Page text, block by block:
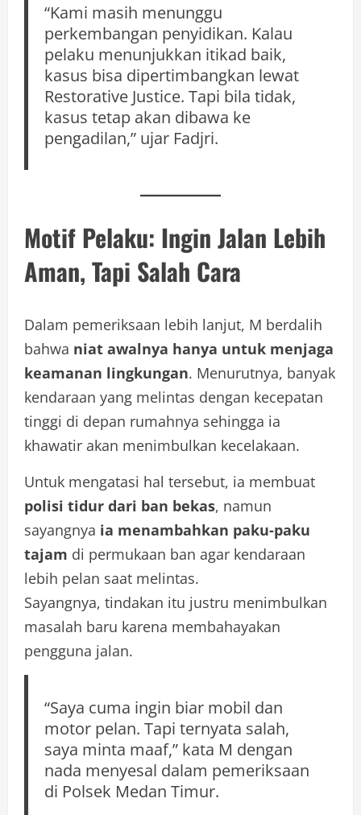
“Kami masih menunggu
perkembangan penyidikan. Kalau
pelaku menunjukkan itikad baik,
kasus bisa dipertimbangkan lewat
Restorative Justice. Tapi bila tidak,
kasus tetap akan dibawa ke
pengadilan,” ujar Fadjri.
Motif Pelaku: Ingin Jalan Lebih
Aman, Tapi Salah Cara
Dalam pemeriksaan lebih lanjut, M berdalih
bahwa niat awalnya hanya untuk menjaga
keamanan lingkungan. Menurutnya, banyak
kendaraan yang melintas dengan kecepatan
tinggi di depan rumahnya sehingga ia
khawatir akan menimbulkan kecelakaan.
Untuk mengatasi hal tersebut, ia membuat
polisi tidur dari ban bekas, namun
sayangnya ia menambahkan paku-paku
tajam di permukaan ban agar kendaraan
lebih pelan saat melintas.
Sayangnya, tindakan itu justru menimbulkan
masalah baru karena membahayakan
pengguna jalan.
“Saya cuma ingin biar mobil dan
motor pelan. Tapi ternyata salah,
saya minta maaf,” kata M dengan
nada menyesal dalam pemeriksaan
di Polsek Medan Timur.